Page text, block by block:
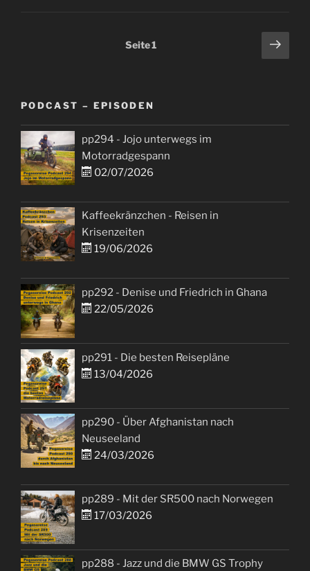
Seitennummerierung
Seite1
PODCAST – EPISODEN
pp294 - Jojo unterwegs im
Motorradgespann
02/07/2026
Kaffeekränzchen - Reisen in
Krisenzeiten
19/06/2026
pp292 - Denise und Friedrich in Ghana
22/05/2026
pp291 - Die besten Reisepläne
13/04/2026
pp290 - Über Afghanistan nach
Neuseeland
24/03/2026
pp289 - Mit der SR500 nach Norwegen
17/03/2026
pp288 - Jazz und die BMW GS Trophy